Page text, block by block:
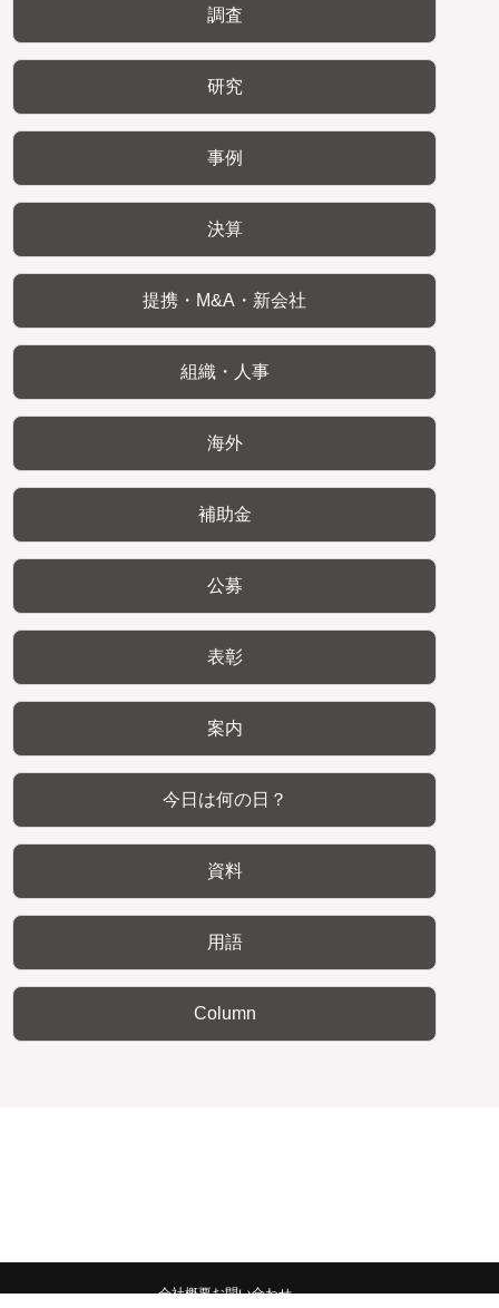
調査
研究
事例
決算
提携・M&A・新会社
組織・人事
海外
補助金
公募
表彰
案内
今日は何の日？
資料
用語
Column
会社概要お問い合わせ